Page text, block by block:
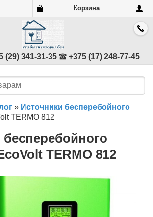
Корзина
(29) 341-31-35 +375 (17) 248-77-45
» Источники бесперебойного
TERMO 812
бесперебойного
TERMO 812